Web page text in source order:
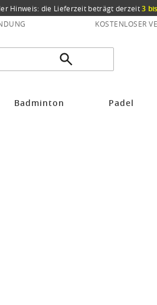
Hinweis: die Lieferzeit beträgt derzeit3
KOSTENLOSER
Badminton Padel